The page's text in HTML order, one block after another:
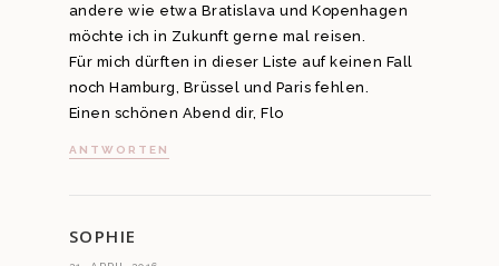
andere wie etwa Bratislava und Kopenhagen
möchte ich in Zukunft gerne mal reisen.
Für mich dürften in dieser Liste auf keinen Fall
noch Hamburg, Brüssel und Paris fehlen.
Einen schönen Abend dir, Flo
ANTWORTEN
SOPHIE